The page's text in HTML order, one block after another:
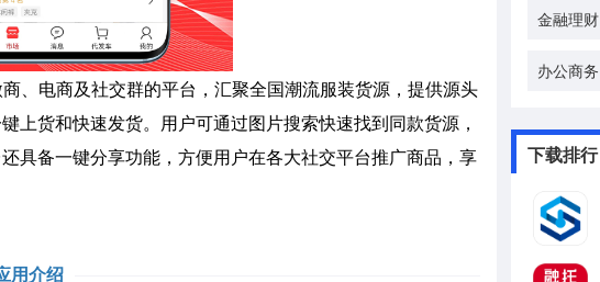
电商及社交群的平台，汇聚全国潮流服装货源，提供源头
上货和快速发货。用户可通过图片搜索快速找到同款货源，
具备一键分享功能，方便用户在各大社交平台推广商品，享
用介绍
金融理财
办公商务
下载排行